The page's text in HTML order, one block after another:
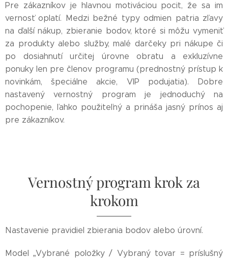
Pre zákazníkov je hlavnou motiváciou pocit, že sa im
vernosť oplatí. Medzi bežné typy odmien patria zľavy
na ďalší nákup, zbieranie bodov, ktoré si môžu vymeniť
za produkty alebo služby, malé darčeky pri nákupe či
po dosiahnutí určitej úrovne obratu a exkluzívne
ponuky len pre členov programu (prednostný prístup k
novinkám, špeciálne akcie, VIP podujatia). Dobre
nastavený vernostný program je jednoduchý na
pochopenie, ľahko použiteľný a prináša jasný prínos aj
pre zákazníkov.
Vernostný program krok za
krokom
Nastavenie pravidiel zbierania bodov alebo úrovní.
Model „Vybrané položky / Vybraný tovar = príslušný